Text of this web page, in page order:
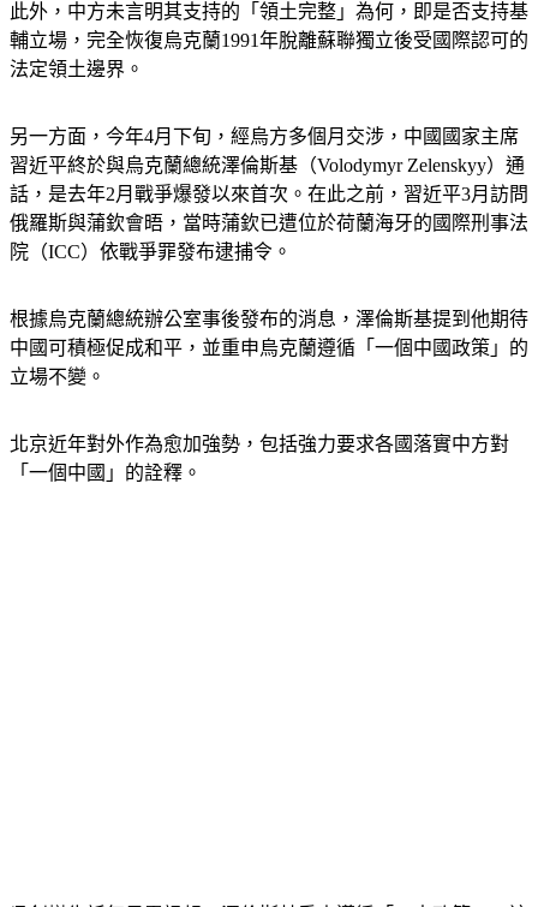
此外，中方未言明其支持的「領土完整」為何，即是否支持基
輔立場，完全恢復烏克蘭1991年脫離蘇聯獨立後受國際認可的
法定領土邊界。
另一方面，今年4月下旬，經烏方多個月交涉，中國國家主席
習近平終於與烏克蘭總統澤倫斯基（Volodymyr Zelenskyy）通
話，是去年2月戰爭爆發以來首次。在此之前，習近平3月訪問
俄羅斯與蒲欽會晤，當時蒲欽已遭位於荷蘭海牙的國際刑事法
院（ICC）依戰爭罪發布逮捕令。
根據烏克蘭總統辦公室事後發布的消息，澤倫斯基提到他期待
中國可積極促成和平，並重申烏克蘭遵循「一個中國政策」的
立場不變。
北京近年對外作為愈加強勢，包括強力要求各國落實中方對
「一個中國」的詮釋。